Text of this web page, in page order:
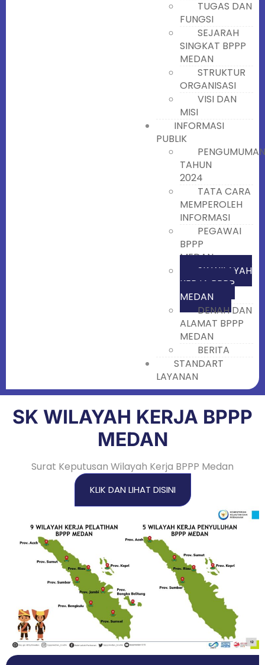
TUGAS DAN
FUNGSI
SEJARAH
SINGKAT BPPP
MEDAN
STRUKTUR
ORGANISASI
VISI DAN
MISI
INFORMASI
PUBLIK
PENGUMUMAN
TAHUN
2024
TATA CARA
MEMPEROLEH
INFORMASI
PEGAWAI
BPPP
MEDAN
SK WILAYAH
KERJA BPPP
MEDAN
DENAH DAN
ALAMAT BPPP
MEDAN
BERITA
STANDART
LAYANAN
SK WILAYAH KERJA BPPP
MEDAN
Surat Keputusan Wilayah Kerja BPPP Medan
KLIK DAN LIHAT DISINI